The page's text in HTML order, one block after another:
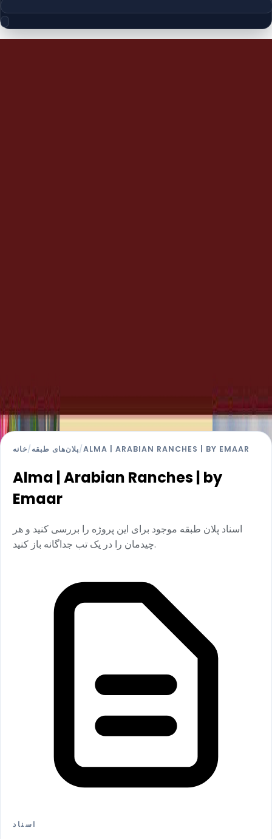
خانه/پلان‌های طبقه/ALMA | ARABIAN RANCHES | BY EMAAR
Alma | Arabian Ranches | by
Emaar
اسناد پلان طبقه موجود برای این پروژه را بررسی کنید و هر
چیدمان را در یک تب جداگانه باز کنید.
اسناد